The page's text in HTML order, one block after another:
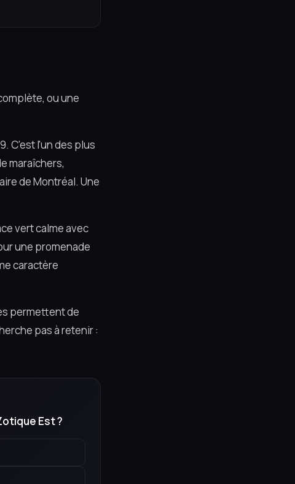
ou une
C'est l'un des plus
maraîchers,
de Montréal. Une
vert calme avec
une promenade
caractère
permettent de
pas à retenir :
Est ?